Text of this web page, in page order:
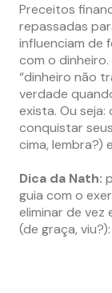
Preceitos
repassadas
influenciam de
com o
“dinheiro não
verdade
exista. Ou
conquistar
cima, lembra?)
Dica da Nath:
guia com o
eliminar de vez
(de graça,